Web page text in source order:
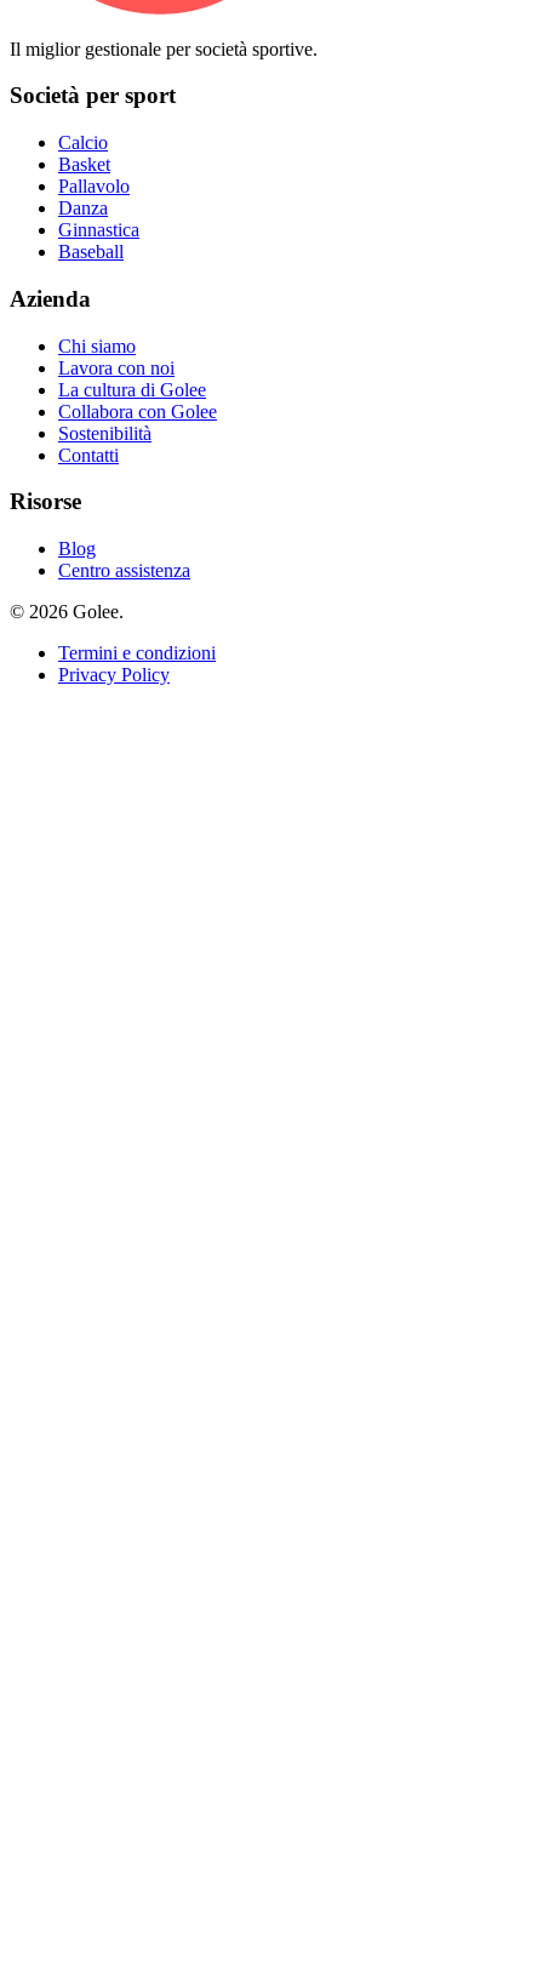
Il miglior gestionale per società sportive.
Società per sport
Calcio
Basket
Pallavolo
Danza
Ginnastica
Baseball
Azienda
Chi siamo
Lavora con noi
La cultura di Golee
Collabora con Golee
Sostenibilità
Contatti
Risorse
Blog
Centro assistenza
© 2026 Golee.
Termini e condizioni
Privacy Policy